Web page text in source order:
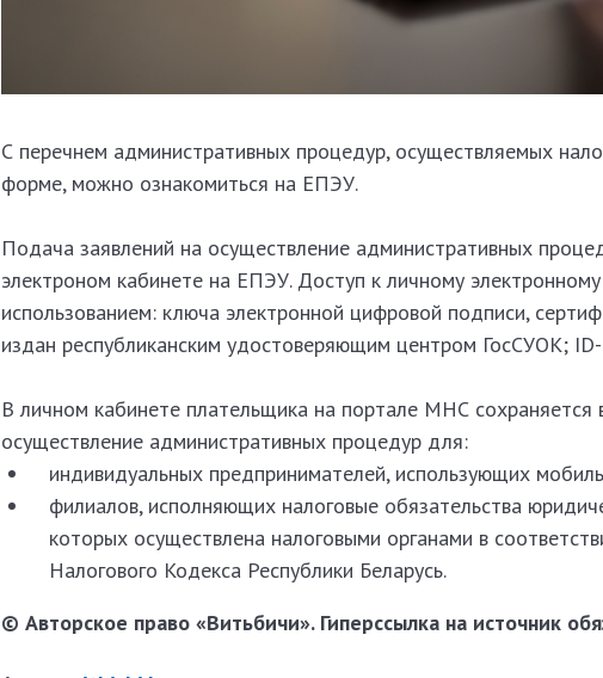
С перечнем административных процедур, осуществляемых
форме, можно ознакомиться на ЕПЭУ.
Подача заявлений на осуществление административных
электроном кабинете на ЕПЭУ. Доступ к личному
использованием: ключа электронной цифровой подписи,
издан республиканским удостоверяющим центром ГосСУОК;
В личном кабинете плательщика на портале МНС сохраняется
осуществление административных процедур для:
индивидуальных предпринимателей, использующих
филиалов, исполняющих налоговые обязательства
которых осуществлена налоговыми органами в
Налогового Кодекса Республики Беларусь.
© Авторское право «Витьбичи». Гиперссылка на источник